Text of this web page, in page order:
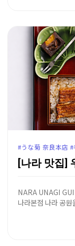
#うな菊 奈良本店 #
NARA UNAGI
나라본점 나라 공